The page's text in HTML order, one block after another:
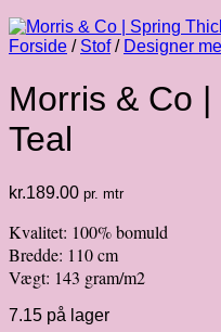
Forside / Stof / Designer
Morris & Co
Teal
kr.189.00 pr. mtr
Kvalitet: 100% bomuld
Bredde: 110 cm
Vægt: 143 gram/m2
7.15 på lager